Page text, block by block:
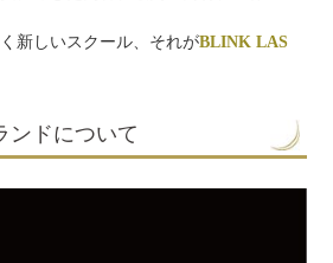
新しいスクール、それがBLINK LAS
ンドについて